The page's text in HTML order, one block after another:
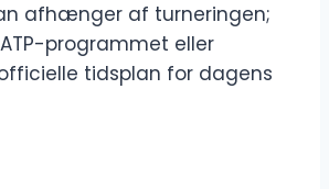
afhænger af turneringen;
programmet eller
tidsplan for dagens